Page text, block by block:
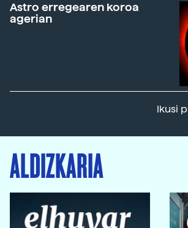
Astro erregearen koroa
agerian
Ikusi
ALDIZKARIA